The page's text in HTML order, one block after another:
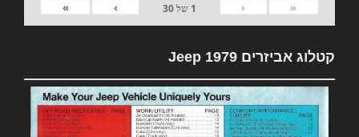
«
‹
1 של30
›
»
קטלוג אביזרים 1979 Jeep